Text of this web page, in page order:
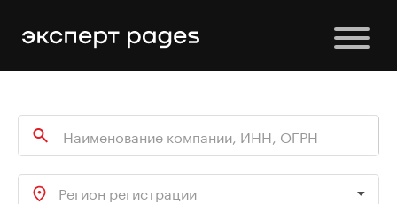
Регион регистрации